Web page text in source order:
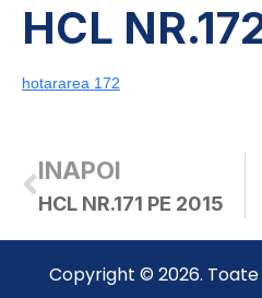
HCL
hotararea 172
INAPOI
HCL NR.171 PE 2015
Copyright © 2026.